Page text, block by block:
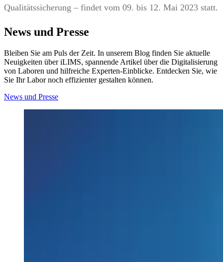
Qualitätssicherung – findet vom 09. bis 12. Mai 2023 statt.
News und Presse
Bleiben Sie am Puls der Zeit. In unserem Blog finden Sie aktuelle
Neuigkeiten über iLIMS, spannende Artikel über die Digitalisierung
von Laboren und hilfreiche Experten-Einblicke. Entdecken Sie, wie
Sie Ihr Labor noch effizienter gestalten können.
News und Presse